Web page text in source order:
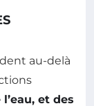
au-delà
et des